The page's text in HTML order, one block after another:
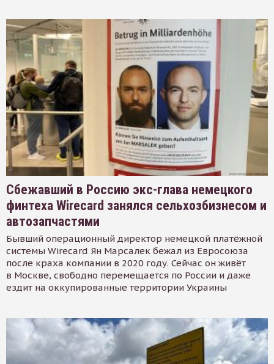
Сбежавший в Россию экс-глава немецкого
финтеха Wirecard занялся сельхозбизнесом и
автозапчастями
Бывший операционный директор немецкой платёжной
системы Wirecard Ян Марсалек бежал из Евросоюза
после краха компании в 2020 году. Сейчас он живёт
в Москве, свободно перемещается по России и даже
ездит на оккупированные территории Украины